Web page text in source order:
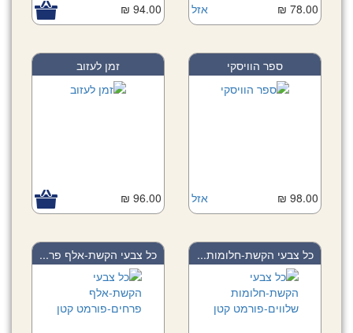
אזל 78.00 ₪
94.00 ₪
ספר הוויסקי
אזל 98.00 ₪
זמן לעזוב
96.00 ₪
כל צבעי הקשת-חלומות... כל צבעי הקשת-אלף פר...